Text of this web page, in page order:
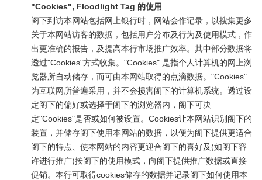
"Cookies", Floodlight Tag 的使用
阁下到访本网站包括网上银行时，网站会作记录，以搜集更多
关于本网站访客的数据，包括用户分布及行为及使用模式，作
出更准确的报告，及提高本行市场推广效率。其中部分数据将
透过"Cookies"方式收集。"Cookies" 是指个人计算机的网上浏
览器所自动储存，而可由本网站取得的点滴数据。"Cookies"
为互联网所普遍采用，并不会损害阁下的计算机系统。透过设
定阁下的偏好或选择于阁下的浏览器内，阁下可决
定"Cookies"是否或如何被设置。Cookies让本网站识别阁下的
装置，并储存阁下使用本网站的数据，以便为阁下提供更适合
阁下的特点、使本网站的内容更迎合阁下的喜好及(如阁下容
许进行推广)按阁下的使用模式，向阁下提供推广数据或直接
促销。本行可取得cookies储存的数据并记录阁下如何使用本